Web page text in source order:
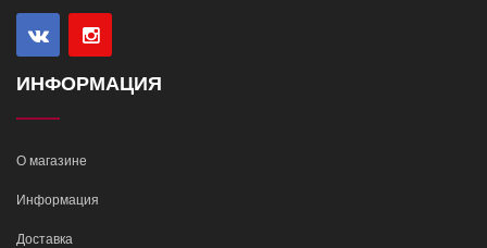
ИНФОРМАЦИЯ
О магазине
Информация
Доставка